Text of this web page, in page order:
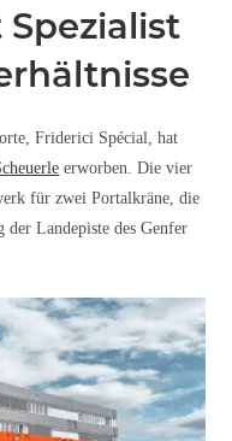
Spezialist
Friderici Spécial, hat
erworben. Die vier
für zwei Portalkräne, die
der Landepiste des Genfer